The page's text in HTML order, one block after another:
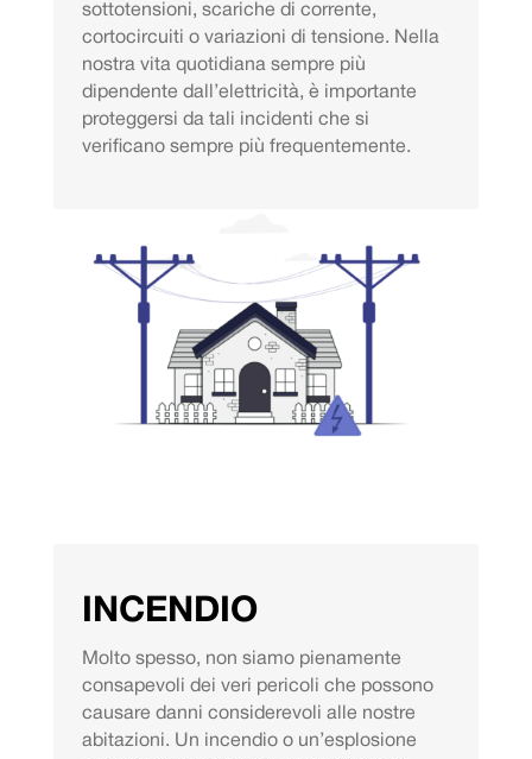
sottotensioni, scariche di corrente,
cortocircuiti o variazioni di tensione. Nella
nostra vita quotidiana sempre più
dipendente dall’elettricità, è importante
proteggersi da tali incidenti che si
verificano sempre più frequentemente.
INCENDIO
Molto spesso, non siamo pienamente
consapevoli dei veri pericoli che possono
causare danni considerevoli alle nostre
abitazioni. Un incendio o un’esplosione